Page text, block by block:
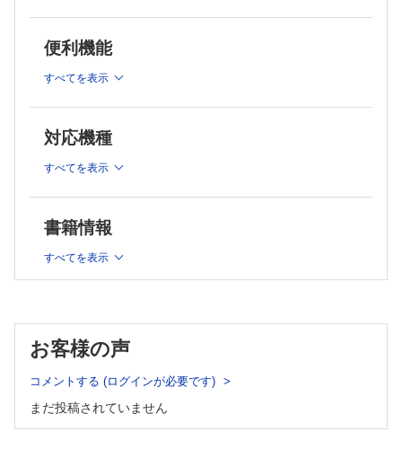
1 序 論
①法の体系/②柔道整復師と患者の権利/③医療過誤とリスクマネジメ
ント
①総則/②免許
①試験の実施
①業務の禁止/②業務範囲/③秘密を守る義務/④都道府県知事の指示
6 雑 則
①広告
7 罰 則
①罪刑法定主義/②柔道整復師法に定められる罰則/③両罰規定
8 医療従事者の資格法
①医療提供の理念/②病院・診療所・助産所の定義/③地域医療支
⑥診療所等開設の届出/⑦病院等の廃止の届出
①生活保護法/②児童福祉法/③身体障害者福祉法
11 社会保険関係法規
5 環境衛生（環境保健）
①環境問題/②物理的環境要因/③騒音/④公害/⑤空気の衛生と
大気汚染/
⑥地球環境の管理/⑦最近の環境問題
6 生活環境・食品衛生活動
①水の衛生と水質汚濁/②住居/③食品（食中毒）/④ゴミ（廃
棄物）処理
①ライフサイクル/②母子相互作用/③母子保健に関する用語/
④母子保健の指標/⑤母子保健行政
①学校保健の意味/②学校保健対策（領域と構成）と組織・運
営/
9 産業保健
①産業保健の目的/②職業病（法律上では業務上疾病）とその
③職場における健康診断と健康増進
10 成人・高齢者保健
①成人・高齢者の健康状態/②わが国の死因順位/③成人保健
便利機能
すべてを表示
対応機種
すべてを表示
書籍情報
すべてを表示
お客様の声
コメントする (ログインが必要です)
まだ投稿されていません